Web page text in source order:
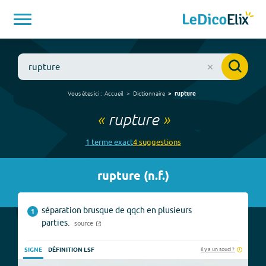
Vous êtes ici : Accueil Dictionnaire rupture
« rupture»
1 termeexact4suggestions
rupture (n.f.)
1
séparation brusque de qqch en plusieurs
parties.
source
SIGNE DÉFINITION LSF Il y a un souci ?